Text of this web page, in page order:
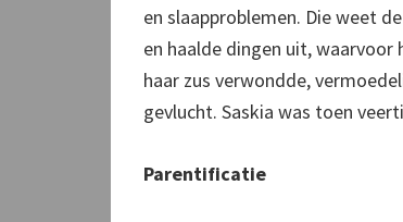
en slaapproblemen. Die weet
en haalde dingen uit, waarvoor
haar zus verwondde,
gevlucht. Saskia was toen
Parentificatie